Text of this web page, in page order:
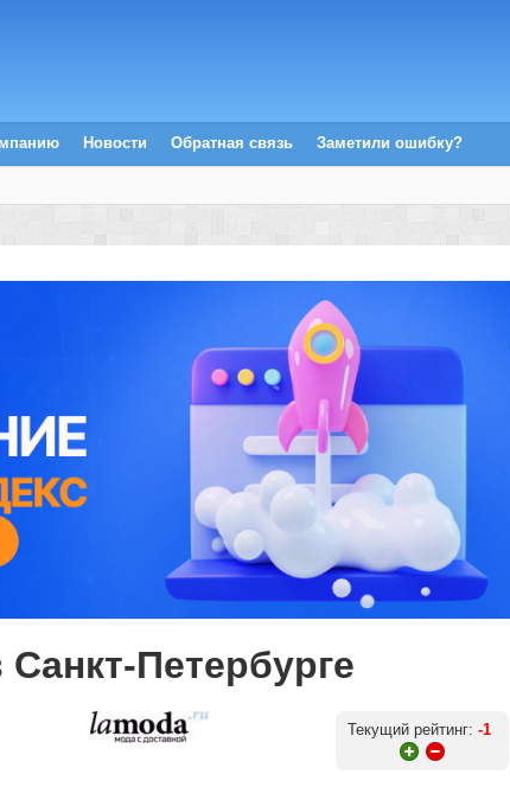
Новости Обратная связь Заметили ошибку?
Петербурге
Текущий рейтинг: -1